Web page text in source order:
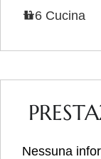
6 Cucina
Nessuna